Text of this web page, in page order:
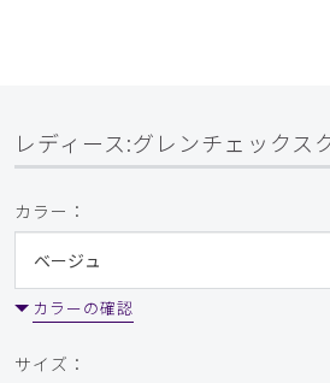
レディース:グレンチェックス
カラー：
カラーの確認
サイズ：